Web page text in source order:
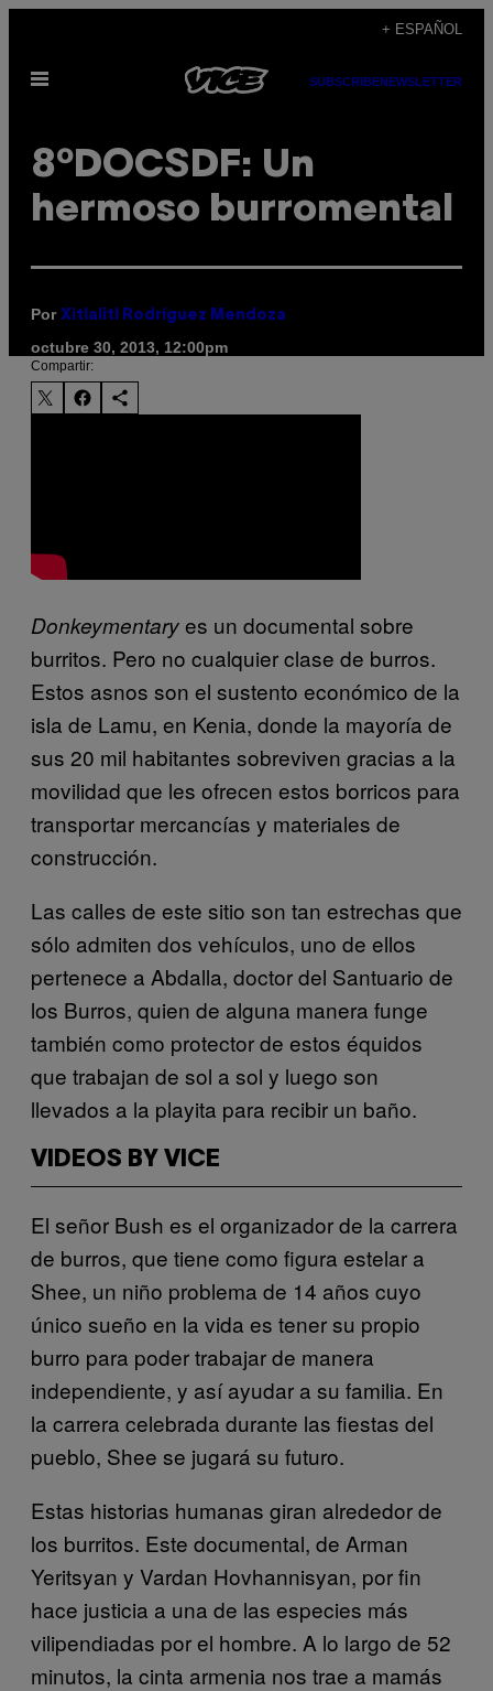
contenido
+ ESPAÑOL
Abrir
SUBSCRIBENEWSLETTER
8ºDOCSDF: Un
hermoso burromental
Por Xitlalitl Rodríguez Mendoza
octubre 30, 2013, 12:00pm
Compartir:
Donkeymentaryes un documental sobre
burritos. Pero no cualquier clase de burros.
Estos asnos son el sustento económico de la
isla de Lamu, en Kenia, donde la mayoría de
sus 20 mil habitantes sobreviven gracias a la
movilidad que les ofrecen estos borricos para
transportar mercancías y materiales de
construcción.
Las calles de este sitio son tan estrechas que
sólo admiten dos vehículos, uno de ellos
pertenece a Abdalla, doctor del Santuario de
los Burros, quien de alguna manera funge
también como protector de estos équidos
que trabajan de sol a sol y luego son
llevados a la playita para recibir un baño.
VIDEOS BY VICE
El señor Bush es el organizador de la carrera
de burros, que tiene como figura estelar a
Shee, un niño problema de 14 años cuyo
único sueño en la vida es tener su propio
burro para poder trabajar de manera
independiente, y así ayudar a su familia. En
la carrera celebrada durante las fiestas del
pueblo, Shee se jugará su futuro.
Estas historias humanas giran alrededor de
los burritos. Este documental, de Arman
Yeritsyan y Vardan Hovhannisyan, por fin
hace justicia a una de las especies más
vilipendiadas por el hombre. A lo largo de 52
minutos, la cinta armenia nos trae a mamás